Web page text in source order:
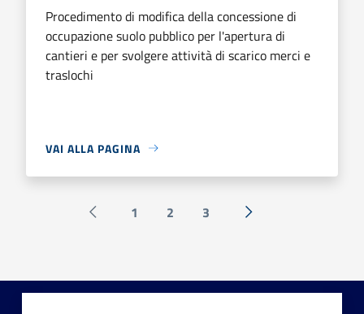
Procedimento di modifica della concessione di
occupazione suolo pubblico per l'apertura di
cantieri e per svolgere attività di scarico merci e
traslochi
VAI ALLA PAGINA
Pagina precedente
1 2 3 Successiva »